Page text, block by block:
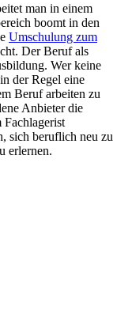
man in einem
boomt in den
Umschulung zum
Der Beruf als
Wer keine
der Regel eine
Beruf arbeiten zu
Anbieter die
Fachlagerist
sich beruflich neu zu
erlernen.